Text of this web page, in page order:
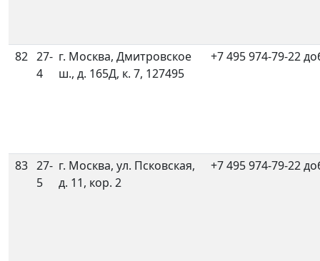
82 27-
4
г. Москва, Дмитровское
ш., д. 165Д, к. 7, 127495
+7 495 974-79-22
83 27-
5
г. Москва, ул. Псковская,
д. 11, кор. 2
+7 495 974-79-22